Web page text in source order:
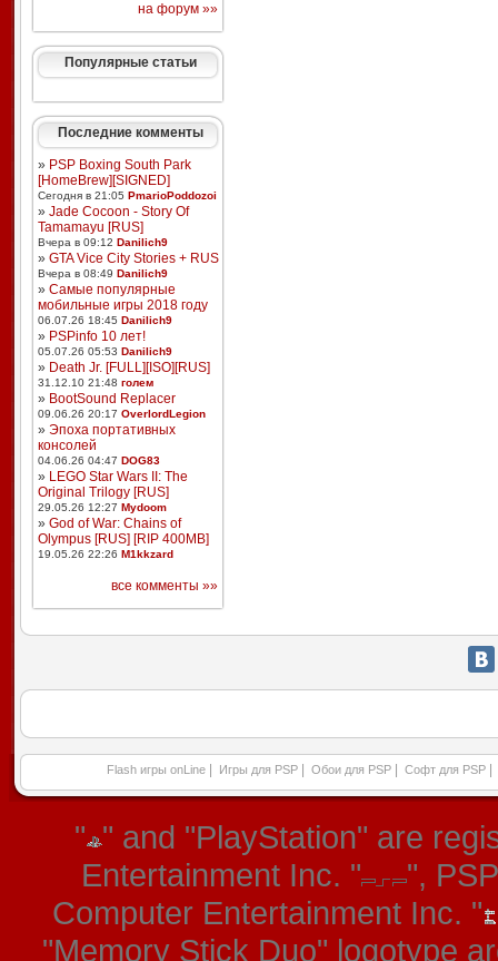
на форум »»
Популярные статьи
Последние комменты
» PSP Boxing South Park
[HomeBrew][SIGNED]
Сегодня в 21:05 PmarioPoddozoi
» Jade Cocoon - Story Of
Tamamayu [RUS]
Вчера в 09:12 Danilich9
» GTA Vice City Stories + RUS
Вчера в 08:49 Danilich9
» Самые популярные
мобильные игры 2018 году
06.07.26 18:45 Danilich9
» PSPinfo 10 лет!
05.07.26 05:53 Danilich9
» Death Jr. [FULL][ISO][RUS]
31.12.10 21:48 голем
» BootSound Replacer
09.06.26 20:17 OverlordLegion
» Эпоха портативных
консолей
04.06.26 04:47 DOG83
» LEGO Star Wars II: The
Original Trilogy [RUS]
29.05.26 12:27 Mydoom
» God of War: Chains of
Olympus [RUS] [RIP 400MB]
19.05.26 22:26 M1kkzard
все комменты »»
Flash игры onLine Игры для PSP Обои для PSP Софт для PSP
" " and "PlayStation" are
Entertainment Inc. "
",
Computer Entertainment Inc. "
"Memory Stick Duo" logotype